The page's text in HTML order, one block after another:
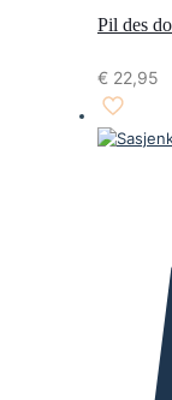
Pil des
€ 22,95